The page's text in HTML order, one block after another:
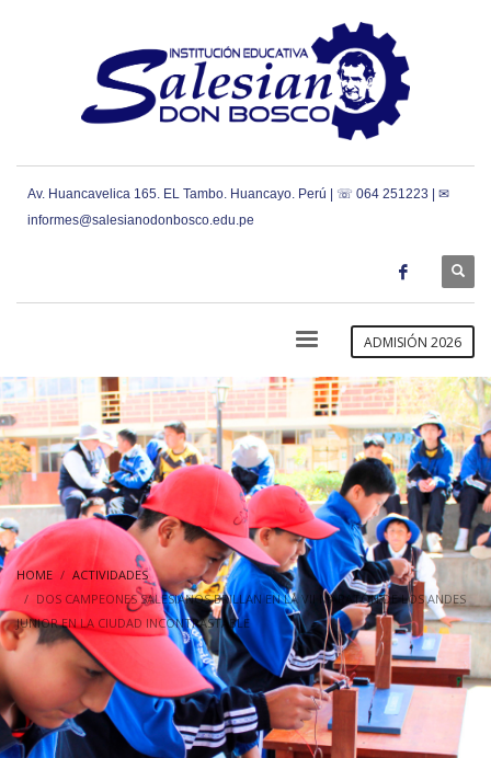
Av. Huancavelica 165. EL Tambo. Huancayo. Perú | ☏ 064 251223 | ✉
informes@salesianodonbosco.edu.pe
ADMISIÓN 2026
HOME
ACTIVIDADES
DOS CAMPEONES SALESIANOS BRILLAN EN LA VII MARATÓN DE LOS ANDES
JUNIOR EN LA CIUDAD INCONTRASTABLE